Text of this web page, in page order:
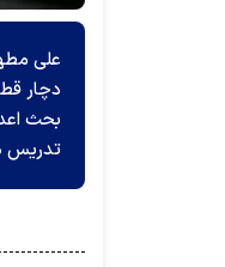
علی
بحث
تدریس